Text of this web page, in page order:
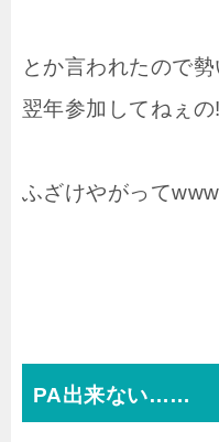
とか言われたので
翌年参加してねぇの
ふざけやがって
PA出来ない……